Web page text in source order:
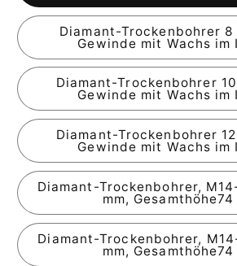
Diamant-Trockenbohrer 8
Gewinde mit Wachs im
Diamant-Trockenbohrer
Gewinde mit Wachs im
Diamant-Trockenbohrer
Gewinde mit Wachs im
Diamant-Trockenbohrer,
mm, Gesamthöhe74
Diamant-Trockenbohrer,
mm, Gesamthöhe74